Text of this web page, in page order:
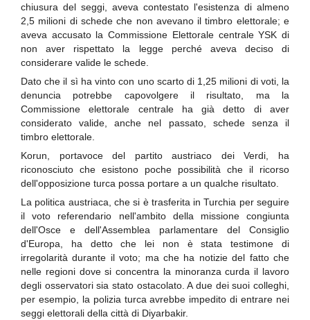
chiusura del seggi, aveva contestato l'esistenza di almeno
2,5 milioni di schede che non avevano il timbro elettorale; e
aveva accusato la Commissione Elettorale centrale YSK di
non aver rispettato la legge perché aveva deciso di
considerare valide le schede.
Dato che il sì ha vinto con uno scarto di 1,25 milioni di voti, la
denuncia potrebbe capovolgere il risultato, ma la
Commissione elettorale centrale ha già detto di aver
considerato valide, anche nel passato, schede senza il
timbro elettorale.
Korun, portavoce del partito austriaco dei Verdi, ha
riconosciuto che esistono poche possibilità che il ricorso
dell'opposizione turca possa portare a un qualche risultato.
La politica austriaca, che si è trasferita in Turchia per seguire
il voto referendario nell'ambito della missione congiunta
dell'Osce e dell'Assemblea parlamentare del Consiglio
d'Europa, ha detto che lei non è stata testimone di
irregolarità durante il voto; ma che ha notizie del fatto che
nelle regioni dove si concentra la minoranza curda il lavoro
degli osservatori sia stato ostacolato. A due dei suoi colleghi,
per esempio, la polizia turca avrebbe impedito di entrare nei
seggi elettorali della città di Diyarbakir.